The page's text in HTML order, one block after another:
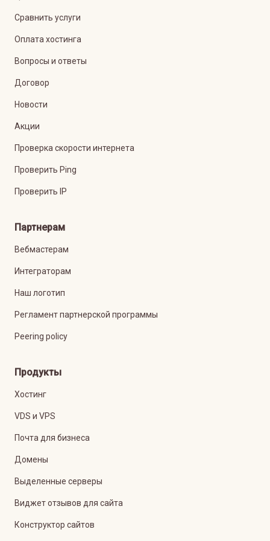
Сравнить услуги
Оплата хостинга
Вопросы и ответы
Договор
Новости
Акции
Проверка скорости интернета
Проверить Ping
Проверить IP
Партнерам
Вебмастерам
Интеграторам
Наш логотип
Регламент партнерской программы
Peering policy
Продукты
Хостинг
VDS и VPS
Почта для бизнеса
Домены
Выделенные серверы
Виджет отзывов для сайта
Конструктор сайтов